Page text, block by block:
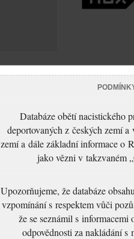
Databáze obětí nacistického
deportovaných z českých zemí
zemí a dále základní informace o
jako vězni v takzvaném
Upozorňujeme, že databáze
vzpomínání s respektem vůči
že se seznámil s
odpovědnosti za nakládání